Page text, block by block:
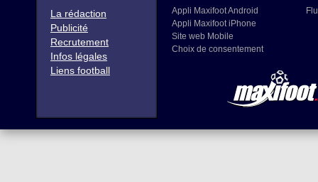
La rédaction
Publicité
Recrutement
Infos légales
Liens football
Appli Maxifoot Android
Appli Maxifoot iPhone
Site web Mobile
Choix de consentement